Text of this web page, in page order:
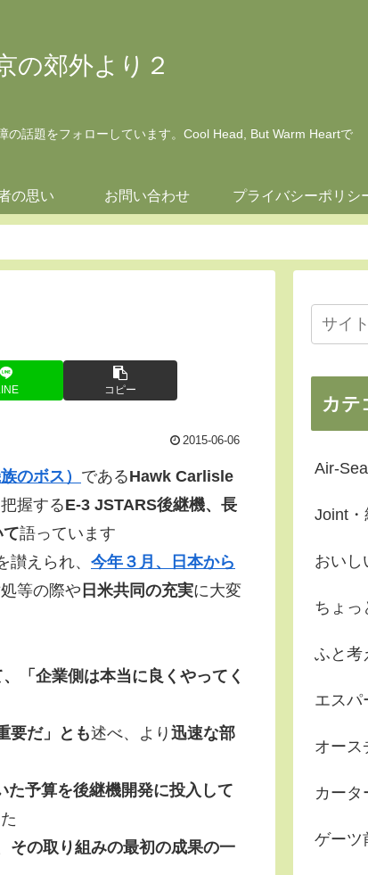
の郊外より２
の話題をフォローしています。Cool Head, But Warm Heartで
の思い お問い合わせ プライバシーポリシ
コピー
2015-06-06
のボス） であるHawk Carlisle
握するE-3 JSTARS後継機、長
語っています
えられ、 今年３月、日本から
等の際や 日米共同の充実に大変
「企業側は本当に良くやってく
要だ」とも述べ、より 迅速な部
予算を後継機開発に投入して
その取り組みの最初の成果の一
カテ
Air-
Joint
おいし
ちょっ
ふと考
エスパ
オース
カータ
ゲーツ